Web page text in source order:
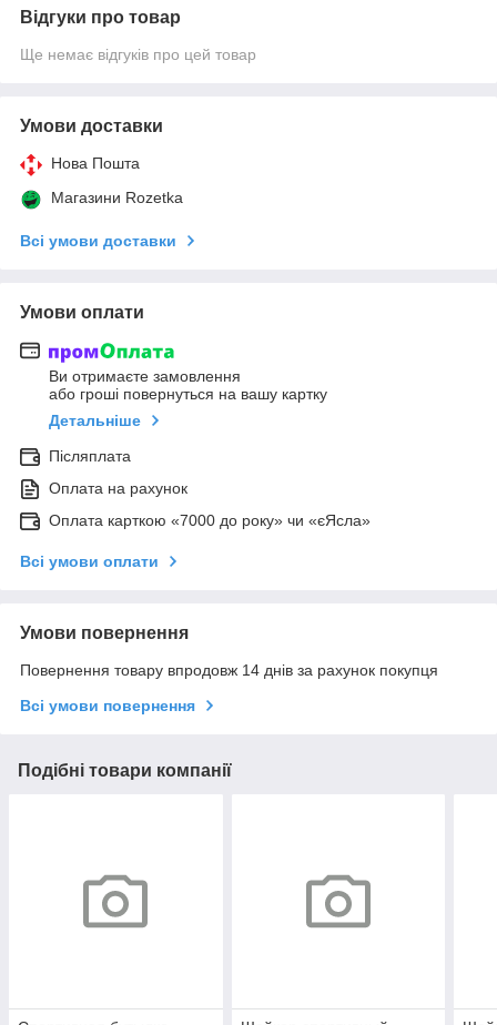
Відгуки про товар
Ще немає відгуків про цей товар
Умови доставки
Нова Пошта
Магазини Rozetka
Всі умови доставки
Умови оплати
Ви отримаєте замовлення
або гроші повернуться на вашу картку
Детальніше
Післяплата
Оплата на рахунок
Оплата карткою «7000 до року» чи «єЯсла»
Всі умови оплати
Умови повернення
Повернення товару впродовж 14 днів за рахунок покупця
Всі умови повернення
Подібні товари компанії